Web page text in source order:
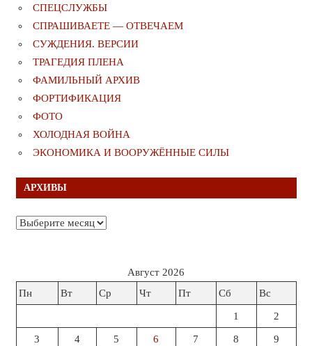
СПЕЦСЛУЖБЫ
СПРАШИВАЕТЕ — ОТВЕЧАЕМ
СУЖДЕНИЯ. ВЕРСИИ
ТРАГЕДИЯ ПЛЕНА
ФАМИЛЬНЫЙ АРХИВ
ФОРТИФИКАЦИЯ
ФОТО
ХОЛОДНАЯ ВОЙНА
ЭКОНОМИКА И ВООРУЖЁННЫЕ СИЛЫ
АРХИВЫ
Архивы
Август 2026
Пн
Вт Ср Чт Пт Сб Вс
1 2
3 4 5 6 7 8 9